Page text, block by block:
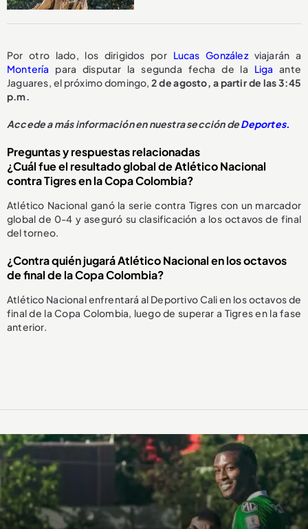
Por otro lado, los dirigidos por Lucas González viajarán a
Montería para disputar la segunda fecha de la Liga ante
Jaguares, el próximo domingo, 2 de agosto, a partir de las 3:45
p.m.
Accede a más información en nuestra sección deDeportes.
Preguntas y respuestas relacionadas
¿Cuál fue el resultado global de Atlético Nacional
contra Tigres en la Copa Colombia?
Atlético Nacional ganó la serie contra Tigres con un marcador
global de 0-4 y aseguró su clasificación a los octavos de final
del torneo.
¿Contra quién jugará Atlético Nacional en los octavos
de final de la Copa Colombia?
Atlético Nacional enfrentará al Deportivo Cali en los octavos de
final de la Copa Colombia, luego de superar a Tigres en la fase
anterior.